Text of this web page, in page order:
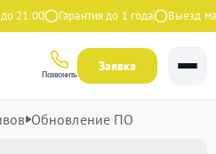
21:00 Гарантия до 1 года Выезд
Позвонить
Заявка
Обновление ПО